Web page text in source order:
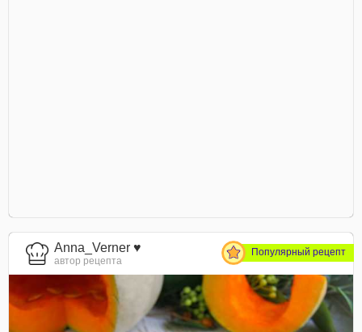
Anna_Verner ♥
автор рецепта
Популярный рецепт